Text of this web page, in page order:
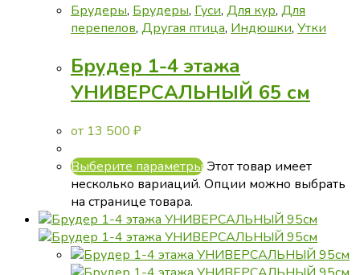
Брудеры, Брудеры, Гуси, Для кур, Для
перепелов, Другая птица, Индюшки, Утки
Брудер 1-4 этажа
УНИВЕРСАЛЬНЫЙ 65 см
от 13 500 ₽
Выберите параметры Этот товар имеет
несколько вариаций. Опции можно выбрать
на странице товара.